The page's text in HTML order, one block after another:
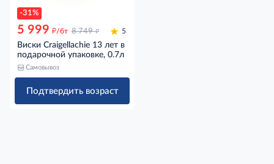
-31%
5 999 д/бт 8 749 д 5
Виски Craigellachie 13 лет в
подарочной упаковке, 0.7л
Самовывоз
Подтвердить возраст